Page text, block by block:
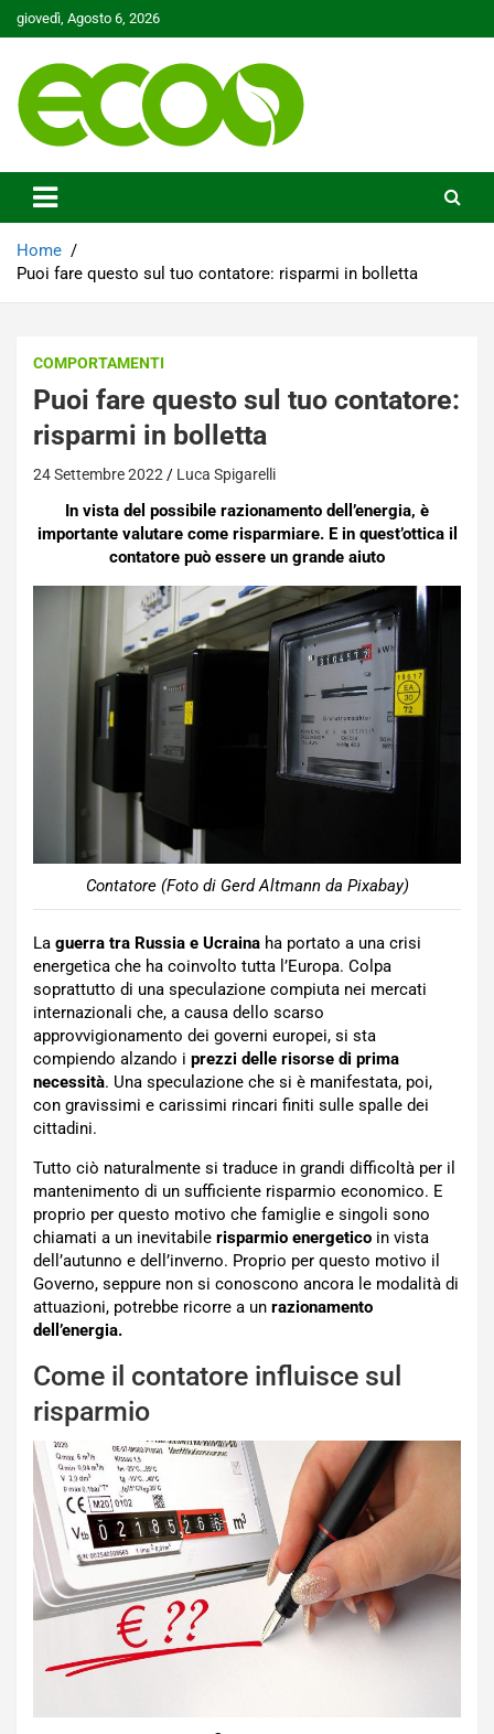
Skip
to
giovedì, Agosto 6, 2026
Ecoo.it
Home
Puoi fare questo sul tuo contatore: risparmi in bolletta
COMPORTAMENTI
Puoi fare questo sul tuo contatore:
risparmi in bolletta
24 Settembre 2022 Luca Spigarelli
In vista del possibile razionamento dell’energia, è
importante valutare come risparmiare. E in quest’ottica il
contatore può essere un grande aiuto
Contatore (Foto di Gerd Altmann da Pixabay)
La guerra tra Russia e Ucraina ha portato a una crisi
energetica che ha coinvolto tutta l’Europa. Colpa
soprattutto di una speculazione compiuta nei mercati
internazionali che, a causa dello scarso
approvvigionamento dei governi europei, si sta
compiendo alzando i prezzi delle risorse di prima
necessità. Una speculazione che si è manifestata, poi,
con gravissimi e carissimi rincari finiti sulle spalle dei
cittadini.
Tutto ciò naturalmente si traduce in grandi difficoltà per il
mantenimento di un sufficiente risparmio economico. E
proprio per questo motivo che famiglie e singoli sono
chiamati a un inevitabile risparmio energetico in vista
dell’autunno e dell’inverno. Proprio per questo motivo il
Governo, seppure non si conoscono ancora le modalità di
attuazioni, potrebbe ricorre a un razionamento
dell’energia.
Come il contatore influisce sul
risparmio